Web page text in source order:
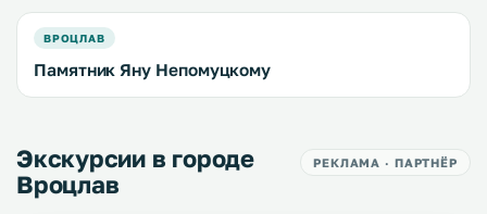
ВРОЦЛАВ
Памятник Яну Непомуцкому
Экскурсии в городе
Вроцлав
РЕКЛАМА · ПАРТНЁР